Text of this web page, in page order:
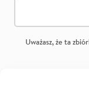
Uważasz, że ta